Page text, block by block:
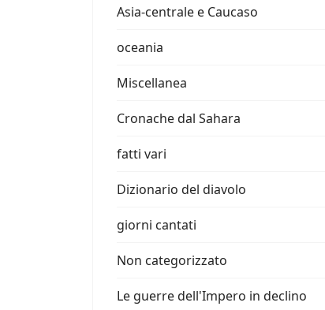
Asia-centrale e Caucaso
oceania
Miscellanea
Cronache dal Sahara
fatti vari
Dizionario del diavolo
giorni cantati
Non categorizzato
Le guerre dell'Impero in declino